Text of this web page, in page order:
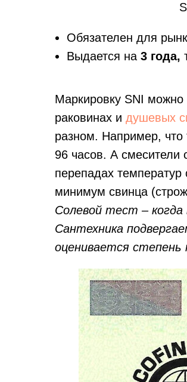
Обязателен для
Выдается на 3 года,
Маркировку SNI можно
раковинах и душевых
разном. Например, что
96 часов. А смесители
перепадах
минимум свинца
Солевой тест – когда
Сантехника
оценивается степень